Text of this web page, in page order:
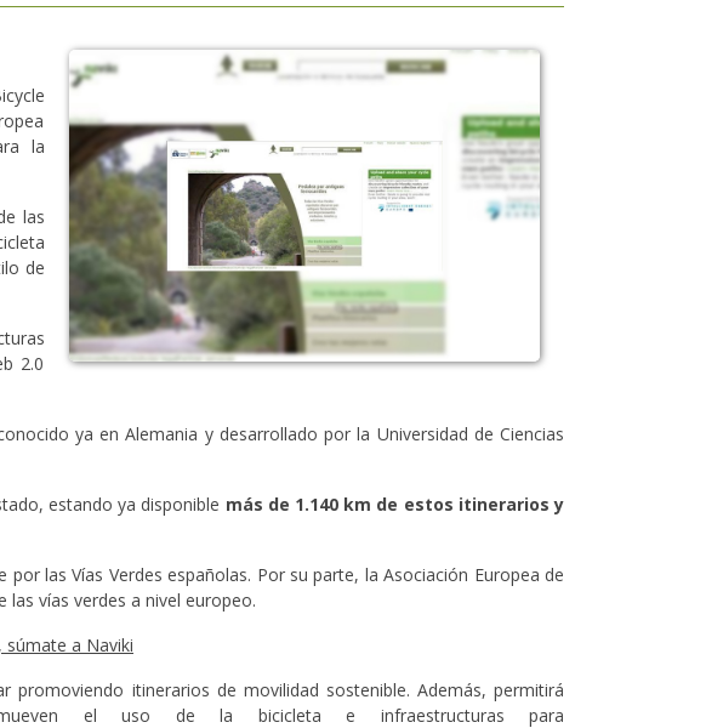
la
las
de
2.0
ya en Alemania y desarrollado por la Universidad de Ciencias
estando ya disponible más de 1.140 km de estos itinerarios y
las Vías Verdes españolas. Por su parte, la Asociación Europea de
vías verdes a nivel europeo.
súmate a Naviki
itinerarios de movilidad sostenible. Además, permitirá
el uso de la bicicleta e infraestructuras para